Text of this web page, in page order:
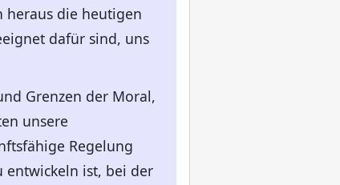
heraus die heutigen
dafür sind, uns
Grenzen der Moral,
unsere
Regelung
entwickeln ist, bei der